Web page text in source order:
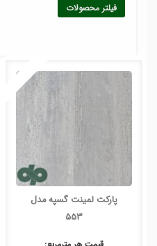
فیلتر محصولات
پارکت لمینت گسپه مدل
553